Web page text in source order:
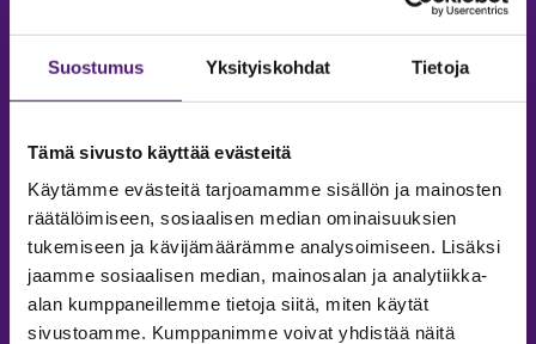
Suostumus Yksityiskohdat Tietoja
Tämä sivusto käyttää evästeitä
Käytämme evästeitä tarjoamamme sisällön ja mainosten
räätälöimiseen, sosiaalisen median ominaisuuksien
tukemiseen ja kävijämäärämme analysoimiseen. Lisäksi
jaamme sosiaalisen median, mainosalan ja analytiikka-
alan kumppaneillemme tietoja siitä, miten käytät
sivustoamme. Kumppanimme voivat yhdistää näitä